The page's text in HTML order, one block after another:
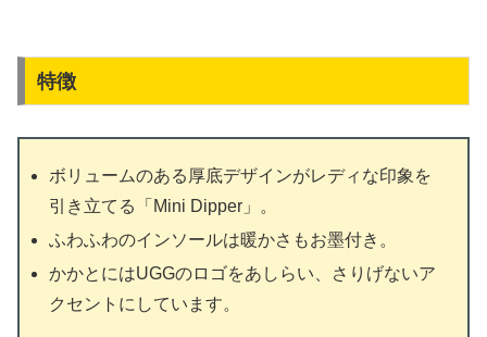
特徴
ボリュームのある厚底デザインがレディな印象を
引き立てる「Mini Dipper」。
ふわふわのインソールは暖かさもお墨付き。
かかとにはUGGのロゴをあしらい、さりげないア
クセントにしています。